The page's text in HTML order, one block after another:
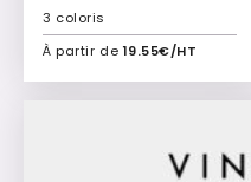
À partir de 19.55€/HT
3 coloris
Ajouter à mon devis